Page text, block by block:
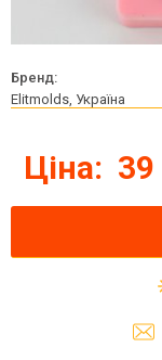
Бренд:
Elitmolds, Україна
Ціна: 39